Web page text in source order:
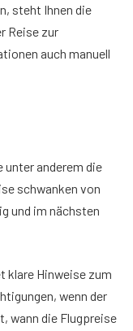
steht Ihnen die
Reise zur
auch manuell
unter anderem die
schwanken von
und im nächsten
klare Hinweise zum
wenn der
wann die Flugpreise